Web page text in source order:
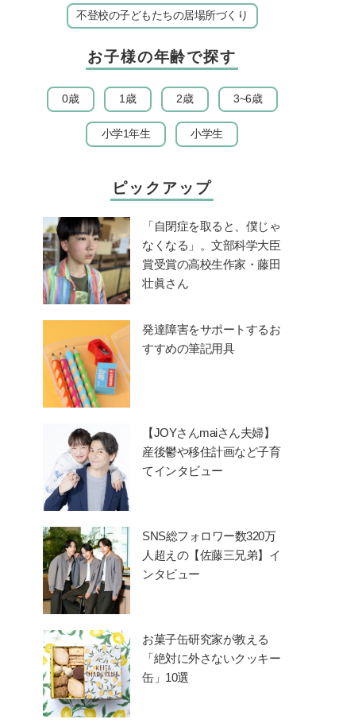
不登校の子どもたちの居場所づくり
お子様の年齢で探す
0歳 1歳 2歳 3~6歳
小学1年生 小学生
ピックアップ
「自閉症を取ると、僕じゃ
なくなる」。文部科学大臣
賞受賞の高校生作家・藤田
壮眞さん
発達障害をサポートするお
すすめの筆記用具
【JOYさんmaiさん夫婦】
産後鬱や移住計画など子育
てインタビュー
SNS総フォロワー数320万
人超えの【佐藤三兄弟】イ
ンタビュー
お菓子缶研究家が教える
「絶対に外さないクッキー
缶」10選